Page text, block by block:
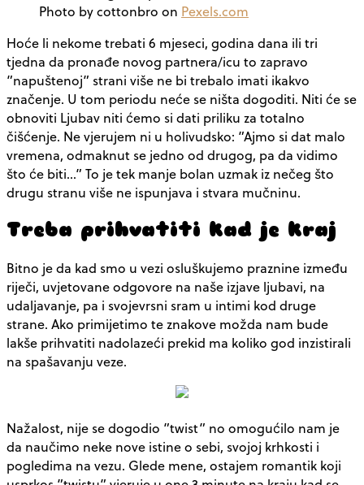
Photo by cottonbro on Pexels.com
Hoće li nekome trebati 6 mjeseci, godina dana ili tri
tjedna da pronađe novog partnera/icu to zapravo
”napuštenoj” strani više ne bi trebalo imati ikakvo
značenje. U tom periodu neće se ništa dogoditi. Niti će se
obnoviti Ljubav niti ćemo si dati priliku za totalno
čišćenje. Ne vjerujem ni u holivudsko: ”Ajmo si dat malo
vremena, odmaknut se jedno od drugog, pa da vidimo
što će biti…” To je tek manje bolan uzmak iz nečeg što
drugu stranu više ne ispunjava i stvara mučninu.
Treba prihvatiti kad je kraj
Bitno je da kad smo u vezi osluškujemo praznine između
riječi, uvjetovane odgovore na naše izjave ljubavi, na
udaljavanje, pa i svojevrsni sram u intimi kod druge
strane. Ako primijetimo te znakove možda nam bude
lakše prihvatiti nadolazeći prekid ma koliko god inzistirali
na spašavanju veze.
Nažalost, nije se dogodio ”twist” no omogućilo nam je
da naučimo neke nove istine o sebi, svojoj krhkosti i
pogledima na vezu. Glede mene, ostajem romantik koji